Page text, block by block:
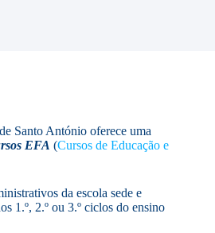
Santo António oferece uma
EFA (Cursos de Educação e
da escola sede e
1.º, 2.º ou 3.º ciclos do ensino